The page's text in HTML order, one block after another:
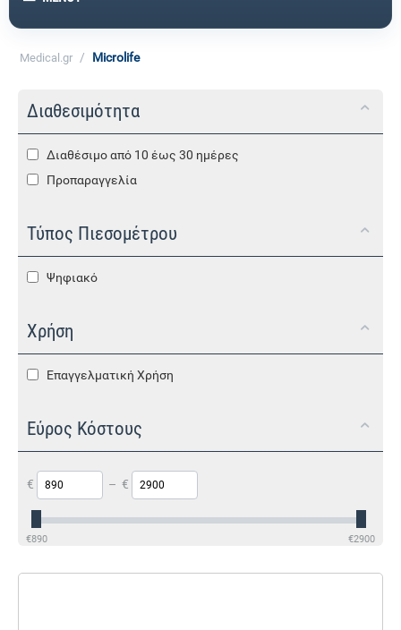
Medical.gr / Microlife
Διαθεσιμότητα
Διαθέσιμο από 10 έως 30 ημέρες
Προπαραγγελία
Τύπος Πιεσομέτρου
Ψηφιακό
Χρήση
Επαγγελματική Χρήση
Εύρος Κόστους
€ – €
€890 €2900